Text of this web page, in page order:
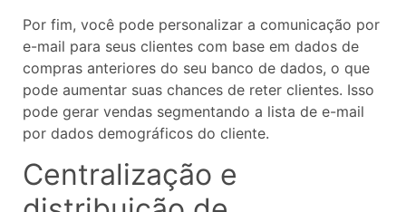
Por fim, você pode personalizar a comunicação por
e-mail para seus clientes com base em dados de
compras anteriores do seu banco de dados, o que
pode aumentar suas chances de reter clientes. Isso
pode gerar vendas segmentando a lista de e-mail
por dados demográficos do cliente.
Centralização e